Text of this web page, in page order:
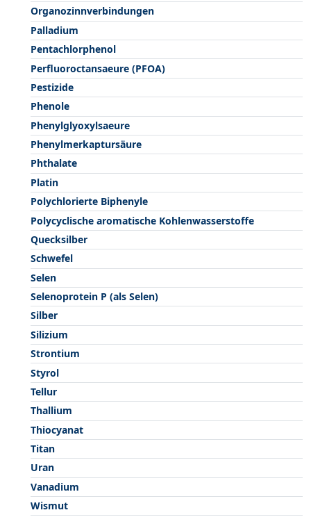
Organozinnverbindungen
Palladium
Pentachlorphenol
Perfluoroctansaeure (PFOA)
Pestizide
Phenole
Phenylglyoxylsaeure
Phenylmerkaptursäure
Phthalate
Platin
Polychlorierte Biphenyle
Polycyclische aromatische Kohlenwasserstoffe
Quecksilber
Schwefel
Selen
Selenoprotein P (als Selen)
Silber
Silizium
Strontium
Styrol
Tellur
Thallium
Thiocyanat
Titan
Uran
Vanadium
Wismut